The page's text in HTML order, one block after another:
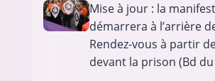
Mise à jour : la
démarrera à l’arrière
Rendez-vous à partir
devant la prison (Bd